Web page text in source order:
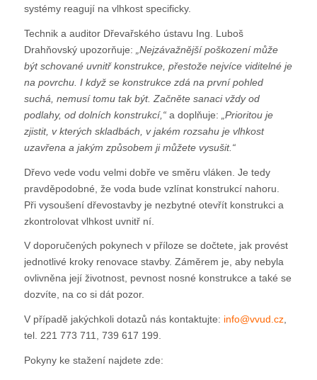
systémy reagují na vlhkost specificky.
Technik a auditor Dřevařského ústavu Ing. Luboš
Drahňovský upozorňuje:
„Nejzávažnější poškození může
být schované uvnitř konstrukce, přestože nejvíce viditelné je
na povrchu. I když se konstrukce zdá na první pohled
suchá, nemusí tomu tak být. Začněte sanaci vždy od
podlahy, od dolních konstrukcí,“a doplňuje: „Prioritou je
zjistit, v kterých skladbách, v jakém rozsahu je vlhkost
uzavřena a jakým způsobem ji můžete vysušit.“
Dřevo vede vodu velmi dobře ve směru vláken. Je tedy
pravděpodobné, že voda bude vzlínat konstrukcí nahoru.
Při vysoušení dřevostavby je nezbytné otevřít konstrukci a
zkontrolovat vlhkost uvnitř ní.
V doporučených pokynech v příloze se dočtete, jak provést
jednotlivé kroky renovace stavby. Záměrem je, aby nebyla
ovlivněna její životnost, pevnost nosné konstrukce a také se
dozvíte, na co si dát pozor.
V případě jakýchkoli dotazů nás kontaktujte: info@vvud.cz,
tel. 221 773 711, 739 617 199.
Pokyny ke stažení najdete zde: